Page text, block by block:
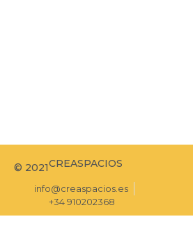
© 2021CREASPACIOS
info@creaspacios.es
+34 910202368